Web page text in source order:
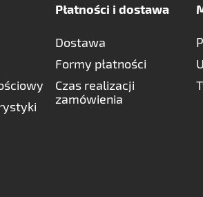
Płatności i dostawa
Dostawa
Formy płatności
Czas realizacji
zamówienia